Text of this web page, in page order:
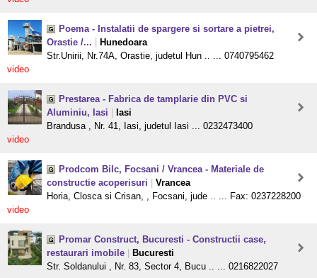
Poema - Instalatii de spargere si sortare a pietrei,
Orastie /...
Hunedoara
Str.Unirii, Nr.74A, Orastie, judetul Hun .. ... 0740795462
video
Prestarea - Fabrica de tamplarie din PVC si
Aluminiu, Iasi
Iasi
Brandusa , Nr. 41, Iasi, judetul Iasi ... 0232473400
video
Prodcom Bilc, Focsani / Vrancea - Materiale de
constructie acoperisuri
Vrancea
Horia, Closca si Crisan, , Focsani, jude .. ... Fax: 0237228200
video
Promar Construct, Bucuresti - Constructii case,
restaurari imobile
Bucuresti
Str. Soldanului , Nr. 83, Sector 4, Bucu .. ... 0216822027